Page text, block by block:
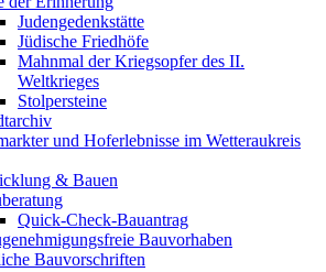
Judengedenkstätte
Jüdische Friedhöfe
Mahnmal der Kriegsopfer des II.
Weltkrieges
Stolpersteine
und Hoferlebnisse im Wetteraukreis
& Bauen
Quick-Check-Bauantrag
Bauvorhaben
Bauvorschriften